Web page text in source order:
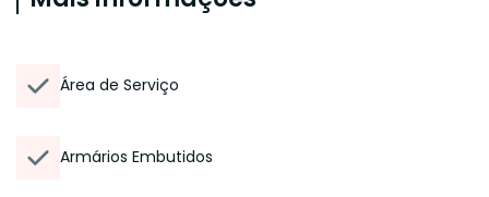
Área de Serviço
Armários Embutidos